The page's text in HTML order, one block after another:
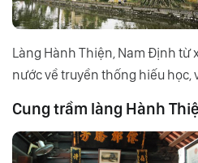
Làng Hành Thiện, Nam Định từ
nước về truyền thống hiếu học,
Cung trầm làng Hành